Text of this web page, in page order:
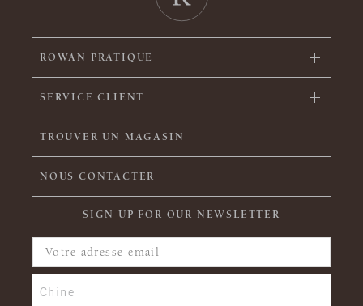
ROWAN PRATIQUE
SERVICE CLIENT
TROUVER UN MAGASIN
NOUS CONTACTER
SIGN UP FOR OUR NEWSLETTER